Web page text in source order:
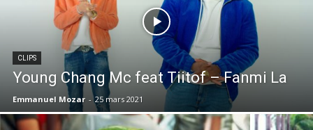
CLIPS
Young Chang Mc feat Tiitof – Fanmi La
Emmanuel Mozar - 25 mars 2021